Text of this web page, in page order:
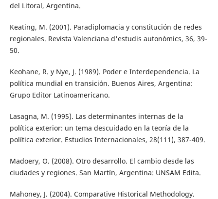
del Litoral, Argentina.
Keating, M. (2001). Paradiplomacia y constitución de redes
regionales. Revista Valenciana d'estudis autonòmics, 36, 39-
50.
Keohane, R. y Nye, J. (1989). Poder e Interdependencia. La
política mundial en transición. Buenos Aires, Argentina:
Grupo Editor Latinoamericano.
Lasagna, M. (1995). Las determinantes internas de la
política exterior: un tema descuidado en la teoría de la
política exterior. Estudios Internacionales, 28(111), 387-409.
Madoery, O. (2008). Otro desarrollo. El cambio desde las
ciudades y regiones. San Martín, Argentina: UNSAM Edita.
Mahoney, J. (2004). Comparative Historical Methodology.